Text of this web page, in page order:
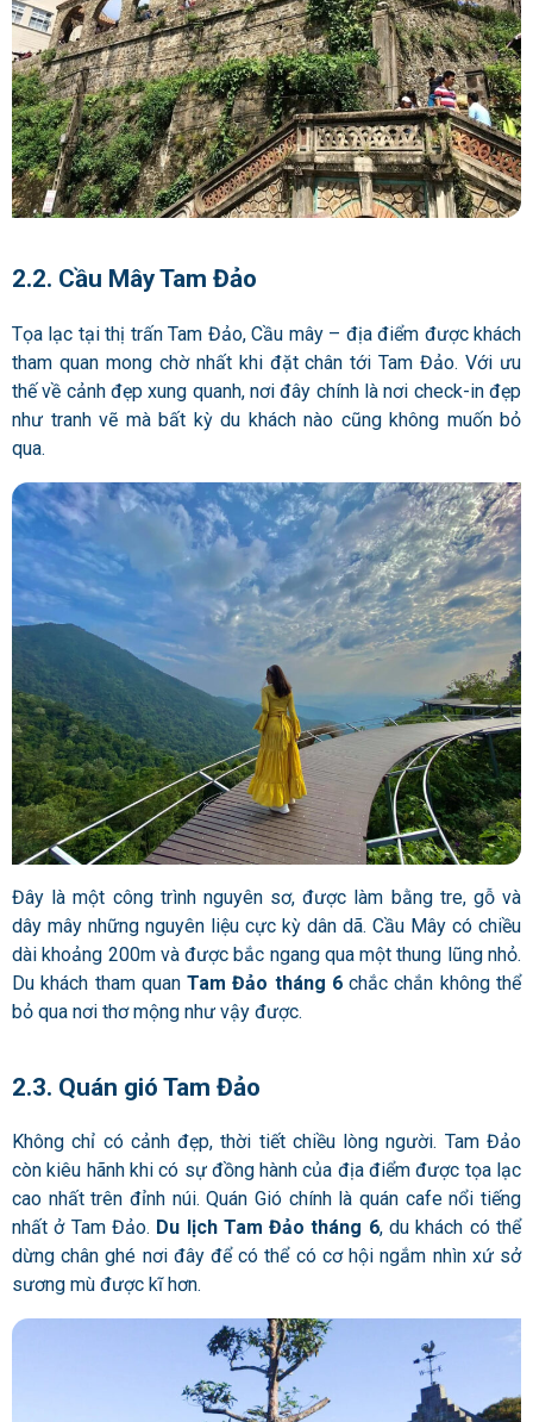
2.2. Cầu Mây Tam Đảo
Tọa lạc tại thị trấn Tam Đảo, Cầu mây – địa điểm được khách
tham quan mong chờ nhất khi đặt chân tới Tam Đảo. Với ưu
thế về cảnh đẹp xung quanh, nơi đây chính là nơi check-in đẹp
như tranh vẽ mà bất kỳ du khách nào cũng không muốn bỏ
qua.
Đây là một công trình nguyên sơ, được làm bằng tre, gỗ và
dây mây những nguyên liệu cực kỳ dân dã. Cầu Mây có chiều
dài khoảng 200m và được bắc ngang qua một thung lũng nhỏ.
Du khách tham quanTam Đảo tháng 6chắc chắn không thể
bỏ qua nơi thơ mộng như vậy được.
2.3. Quán gió Tam Đảo
Không chỉ có cảnh đẹp, thời tiết chiều lòng người. Tam Đảo
còn kiêu hãnh khi có sự đồng hành của địa điểm được tọa lạc
cao nhất trên đỉnh núi. Quán Gió chính là quán cafe nổi tiếng
nhất ở Tam Đảo. Du lịch Tam Đảo tháng 6, du khách có thể
dừng chân ghé nơi đây để có thể có cơ hội ngắm nhìn xứ sở
sương mù được kĩ hơn.